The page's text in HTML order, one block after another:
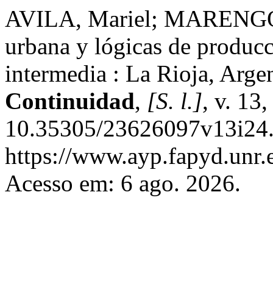
AVILA, Mariel;
urbana y lógicas de
intermedia : La Rioja,
Continuidad, [S. l.], v.
10.35305/
https://
Acesso em: 6 ago. 2026.